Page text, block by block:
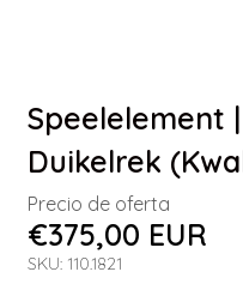
Speelelement
Duikelrek
Precio de oferta
€375,00 EUR
SKU: 110.1821